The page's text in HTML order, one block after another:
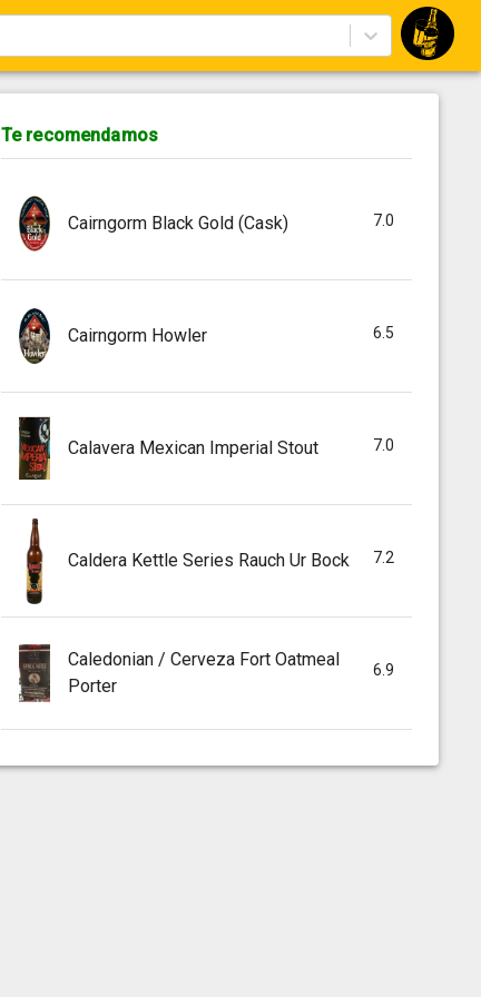
Te recomendamos
Cairngorm Black Gold (Cask) 7.0
Cairngorm Howler 6.5
Calavera Mexican Imperial Stout 7.0
Caldera Kettle Series Rauch Ur Bock 7.2
Caledonian / Cerveza Fort Oatmeal
Porter
6.9